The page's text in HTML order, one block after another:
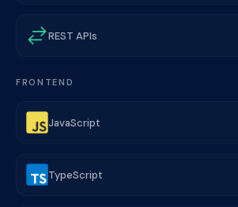
REST APIs
FRONTEND
JavaScript
TypeScript